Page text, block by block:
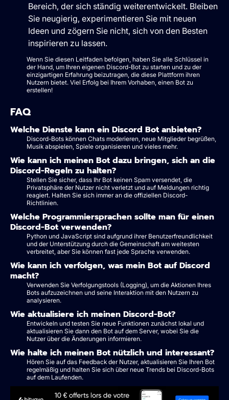
Bereich, der sich ständig weiterentwickelt. Bleiben
Sie neugierig, experimentieren Sie mit neuen
Ideen und zögern Sie nicht, sich von den Besten
inspirieren zu lassen.
Wenn Sie diesen Leitfaden befolgen, haben Sie alle Schlüssel in
der Hand, um Ihren eigenen Discord-Bot zu starten und zu der
einzigartigen Erfahrung beizutragen, die diese Plattform ihren
Nutzern bietet. Viel Erfolg bei Ihrem Vorhaben, einen Bot zu
erstellen!
FAQ
Welche Dienste kann ein Discord Bot anbieten?
Discord-Bots können Chats moderieren, neue Mitglieder begrüßen,
Musik abspielen, Spiele organisieren und vieles mehr.
Wie kann ich meinen Bot dazu bringen, sich an die
Discord-Regeln zu halten?
Stellen Sie sicher, dass Ihr Bot keinen Spam versendet, die
Privatsphäre der Nutzer nicht verletzt und auf Meldungen richtig
reagiert. Halten Sie sich immer an die offiziellen Discord-
Richtlinien.
Welche Programmiersprachen sollte man für einen
Discord-Bot verwenden?
Python und JavaScript sind aufgrund ihrer Benutzerfreundlichkeit
und der Unterstützung durch die Gemeinschaft am weitesten
verbreitet, aber Sie können fast jede Sprache verwenden.
Wie kann ich verfolgen, was mein Bot auf Discord
macht?
Verwenden Sie Verfolgungstools (Logging), um die Aktionen Ihres
Bots aufzuzeichnen und seine Interaktion mit den Nutzern zu
analysieren.
Wie aktualisiere ich meinen Discord-Bot?
Entwickeln und testen Sie neue Funktionen zunächst lokal und
aktualisieren Sie dann den Bot auf dem Server, wobei Sie die
Nutzer über die Änderungen informieren.
Wie halte ich meinen Bot nützlich und interessant?
Hören Sie auf das Feedback der Nutzer, aktualisieren Sie Ihren Bot
regelmäßig und halten Sie sich über neue Trends bei Discord-Bots
auf dem Laufenden.